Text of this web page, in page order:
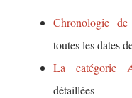
Chronologie de
toutes les dates
La catégorie
détaillées